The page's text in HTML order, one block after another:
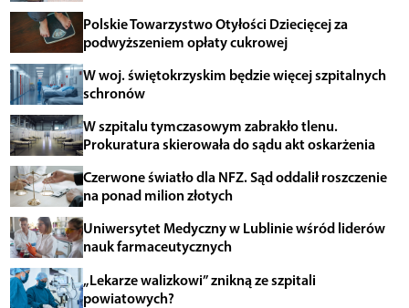
Polskie Towarzystwo Otyłości Dziecięcej za
podwyższeniem opłaty cukrowej
W woj. świętokrzyskim będzie więcej szpitalnych
schronów
W szpitalu tymczasowym zabrakło tlenu.
Prokuratura skierowała do sądu akt oskarżenia
Czerwone światło dla NFZ. Sąd oddalił roszczenie
na ponad milion złotych
Uniwersytet Medyczny w Lublinie wśród liderów
nauk farmaceutycznych
„Lekarze walizkowi” znikną ze szpitali
powiatowych?